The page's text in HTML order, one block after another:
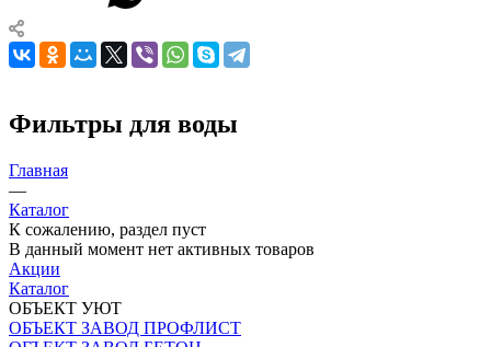
Фильтры для воды
Главная
—
Каталог
К сожалению, раздел пуст
В данный момент нет активных товаров
Акции
Каталог
ОБЪЕКТ УЮТ
ОБЪЕКТ ЗАВОД ПРОФЛИСТ